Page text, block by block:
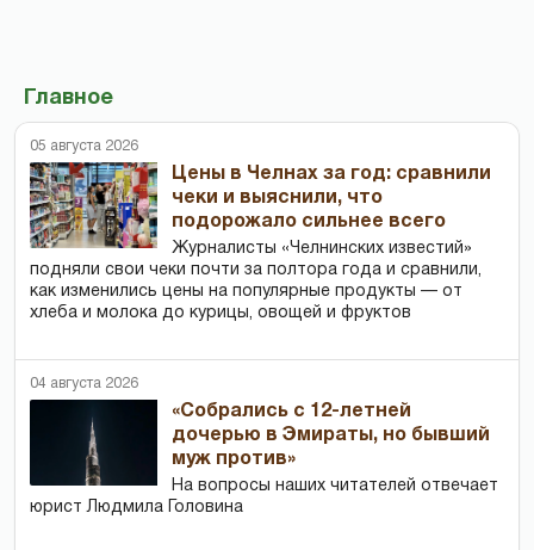
Главное
05 августа 2026
Цены в Челнах за год: сравнили
чеки и выяснили, что
подорожало сильнее всего
Журналисты «Челнинских известий»
подняли свои чеки почти за полтора года и сравнили,
как изменились цены на популярные продукты — от
хлеба и молока до курицы, овощей и фруктов
04 августа 2026
«Собрались с 12-летней
дочерью в Эмираты, но бывший
муж против»
На вопросы наших читателей отвечает
юрист Людмила Головина